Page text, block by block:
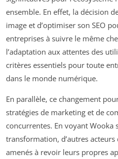
ensemble. En effet, la décision
image et d’optimiser son SEO
entreprises à suivre le même
l’adaptation aux attentes des
critères essentiels pour toute
dans le monde numérique.
En parallèle, ce changement
stratégies de marketing et de
concurrentes. En voyant Wooka
transformation, d’autres
amenés à revoir leurs propres